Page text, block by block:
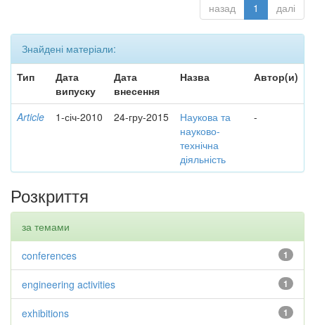
назад 1 далі
Знайдені матеріали:
Тип
Дата
випуску
Дата
внесення
Назва Автор(и)
Article 1-січ-2010 24-гру-2015
Наукова та
науково-
технічна
діяльність
-
Розкриття
за темами
1
conferences
1
engineering activities
1
exhibitions